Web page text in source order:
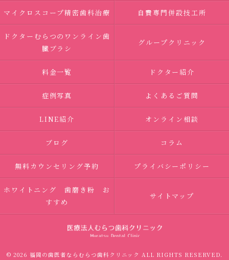
マイクロスコープ精密歯科治療 自費専門併設技工所
ドクターむらつのワンライン歯
臓ブラシ
グループクリニック
料金一覧 ドクター紹介
症例写真 よくあるご質問
LINE紹介 オンライン相談
ブログ コラム
無料カウンセリング予約 プライバシーポリシー
ホワイトニング 歯磨き粉 お
すすめ
サイトマップ
© 2026 福岡の歯医者ならむらつ歯科クリニック ALL RIGHTS RESERVED.